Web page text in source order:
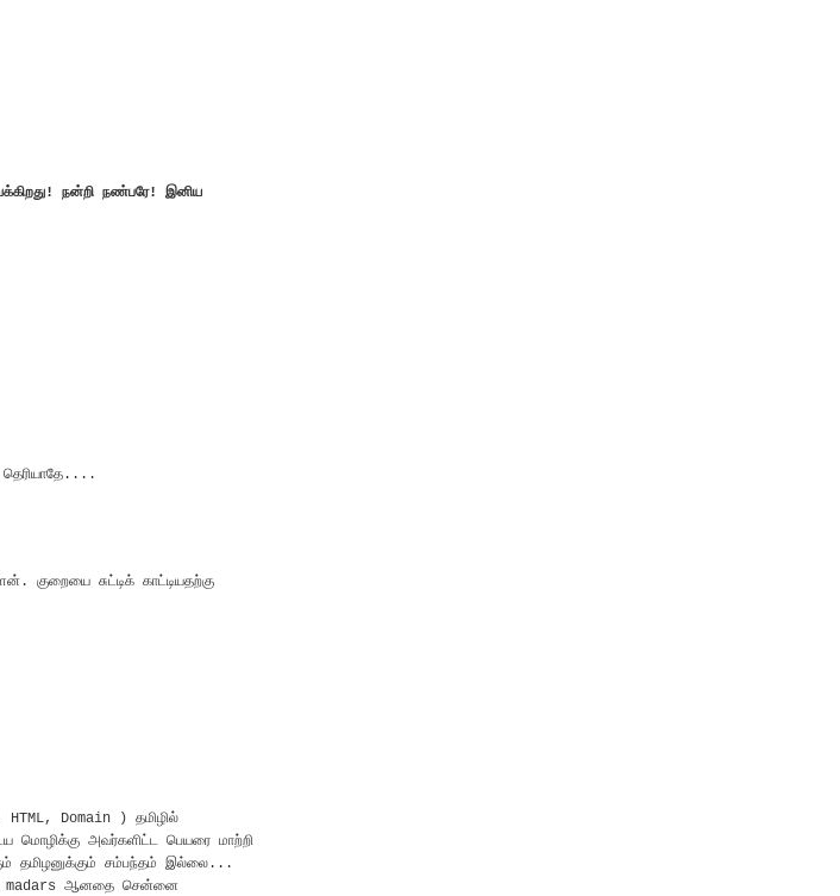
நன்றி நண்பரே! இனிய
குறையை சுட்டிக் காட்டியதற்கு
Domain ) தமிழில்
மொழிக்கு அவர்களிட்ட பெயரை மாற்றி
தமிழனுக்கும் சம்பந்தம் இல்லை...
madars ஆனதை சென்னை